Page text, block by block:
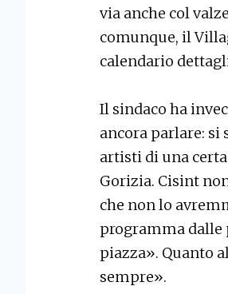
via anche col
comunque, il
calendario
Il sindaco ha
ancora parlare: si
artisti di una
Gorizia. Cisint
che non lo
programma dalle
piazza». Quanto
sempre».